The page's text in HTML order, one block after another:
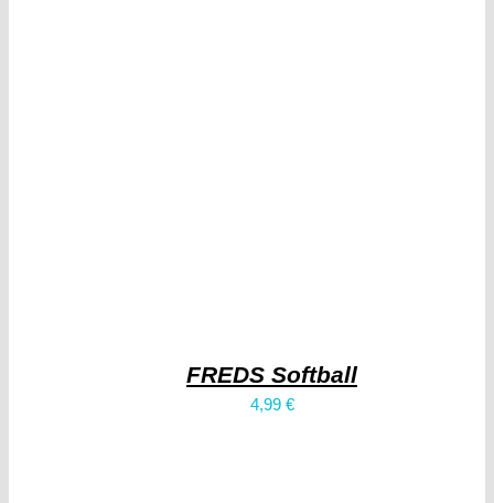
FREDS Softball
4,99 €